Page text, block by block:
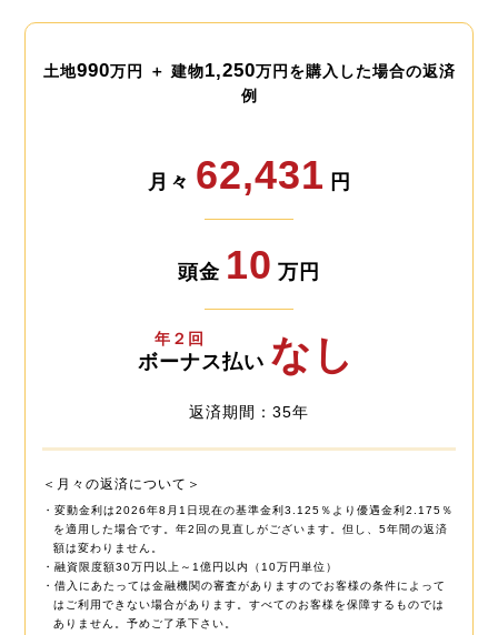
土地990万円 ＋ 建物1,250万円を購入した場合の返済
例
月々 62,431 円
頭金 10 万円
年２回
ボーナス払い なし
返済期間：35年
＜月々の返済について＞
・変動金利は2026年8月1日現在の基準金利3.125％より優遇金利2.175％
を適用した場合です。年2回の見直しがございます。但し、5年間の返済
額は変わりません。
・融資限度額30万円以上～1億円以内（10万円単位）
・借入にあたっては金融機関の審査がありますのでお客様の条件によって
はご利用できない場合があります。すべてのお客様を保障するものでは
ありません。予めご了承下さい。